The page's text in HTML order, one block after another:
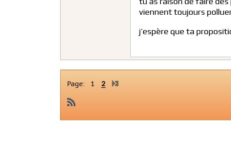
viennent toujours
j’espère que ta
Page: 1 2